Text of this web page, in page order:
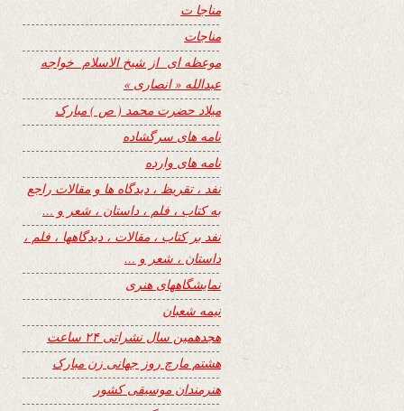
مناجا ت
مناجات
موعظه ای از شیخ الاسلام خواجه
عبدالله « انصاری »
میلاد حضرت محمد ( ص ) مبارک
نامه های سرگشاده
نامه های وارده
نفد ، تقریظ ، دیدگاه ها و مقالات راجع
به کتاب ، فلم ، داستان ، شعر و …
نفد بر کتاب ، مقالات ، دیدگاهها ، فلم ،
داستان ، شعر و …
نمایشگاههای هنری
نیمه شعبان
هجدهمین سال نشراتی ۲۴ ساعت
هشتم مارچ روز جهانی زن مبارک
هنرمندان موسیقی کشور